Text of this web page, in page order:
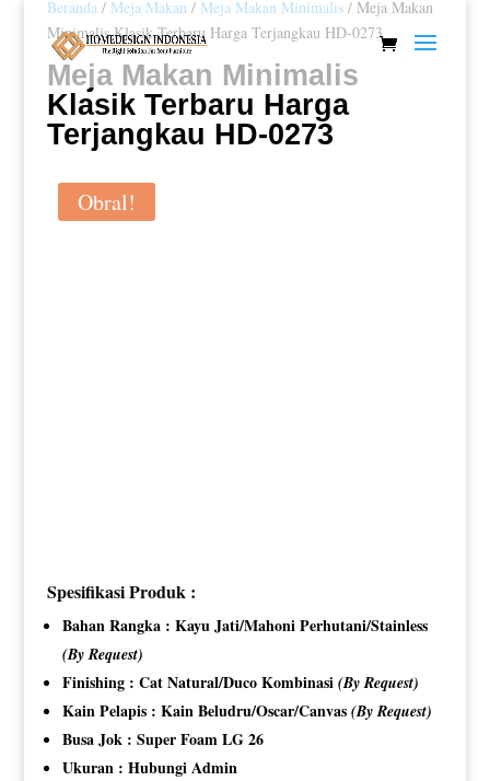
Beranda/ Meja Makan / Meja Makan Minimalis/ Meja Makan
Minimalis Klasik Terbaru Harga Terjangkau HD-0273
Meja Makan Minimalis
Klasik Terbaru Harga
Terjangkau HD-0273
Obral!
Spesifikasi Produk :
Bahan Rangka : Kayu Jati/Mahoni Perhutani/Stainless
(By Request)
Finishing : Cat Natural/Duco Kombinasi (By Request)
Kain Pelapis : Kain Beludru/Oscar/Canvas (By Request)
Busa Jok : Super Foam LG 26
Ukuran : Hubungi Admin